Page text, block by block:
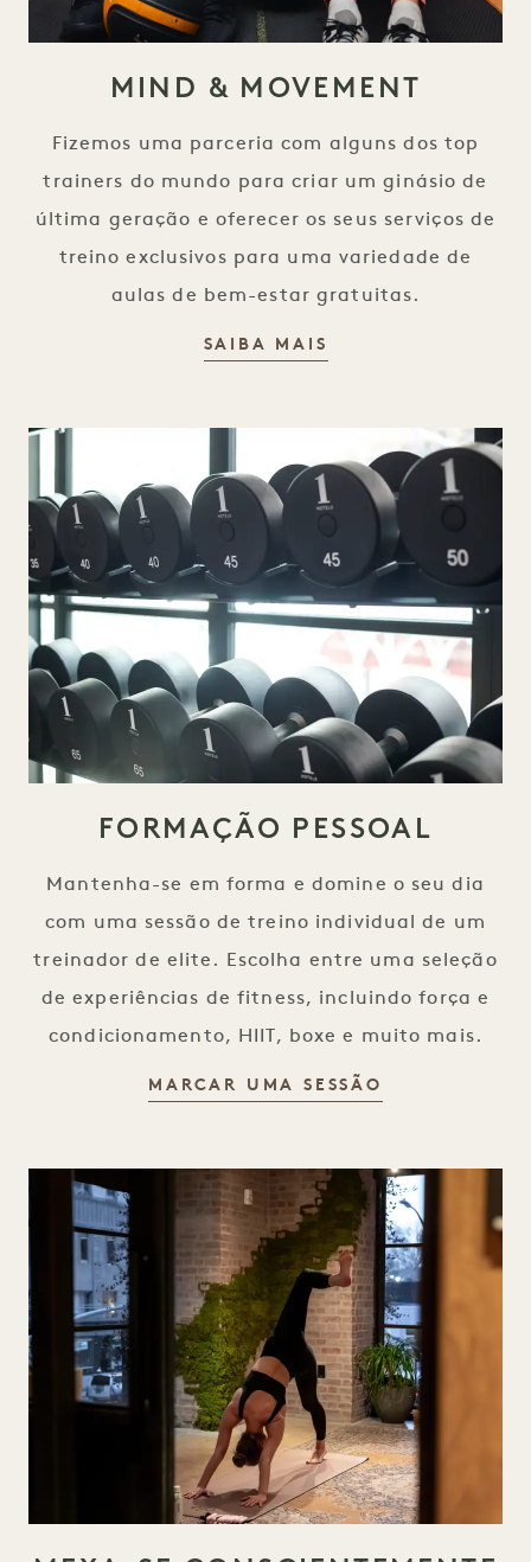
MIND & MOVEMENT
Fizemos uma parceria com alguns dos top
trainers do mundo para criar um ginásio de
última geração e oferecer os seus serviços de
treino exclusivos para uma variedade de
aulas de bem-estar gratuitas.
SAIBA MAIS
FORMAÇÃO PESSOAL
Mantenha-se em forma e domine o seu dia
com uma sessão de treino individual de um
treinador de elite. Escolha entre uma seleção
de experiências de fitness, incluindo força e
condicionamento, HIIT, boxe e muito mais.
MARCAR UMA SESSÃO